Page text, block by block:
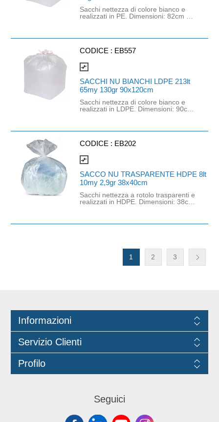
Sacchi nettezza di colore bianco e
realizzati in PE. Dimensioni: 82cm x
CODICE : EB557
compare_arrows
SACCHI NU BIANCHI LDPE 213lt
65my 130gr 90x120cm
Sacchi nettezza di colore bianco e
realizzati in LDPE. Dimensioni: 90cm
CODICE : EB202
compare_arrows
SACCO NU TRASPARENTE HDPE 8lt
10my 2,9gr 38x40cm
Sacchi nettezza a rotolo trasparenti e
realizzati in HDPE. Dimensioni: 38cm
1 2 3
Informazioni
Servizio Clienti
Profilo
Seguici